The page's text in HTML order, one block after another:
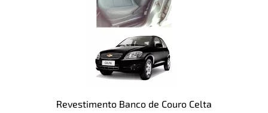
Revestimento Banco de Couro Celta